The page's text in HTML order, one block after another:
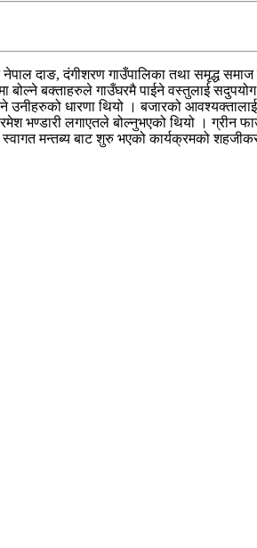
दाङ, दंगीशरण गाउँपालिका तथा समृद्ध
बक्ताहरुले गाउँघरमै पाईने वस्तुलाई
धारणा थियो । बजारको
भण्डारी लगाएतले बोल्नुभएको थियो । ग्रीन
मन्तब्य बाट शुरु भएको कार्यक्रमको